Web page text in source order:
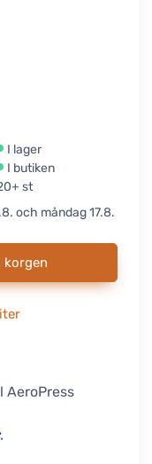
I lager
I butiken
st
och måndag 17.8.
korgen
AeroPress